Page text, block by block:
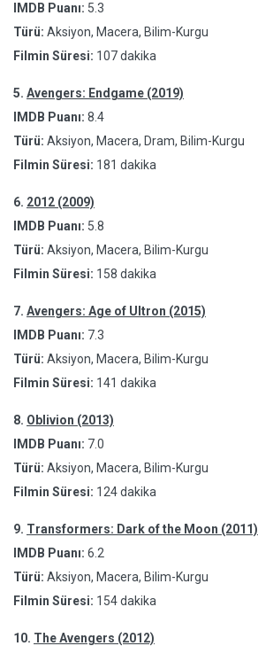
IMDB Puanı: 5.3
Türü: Aksiyon, Macera, Bilim-Kurgu
Filmin Süresi: 107 dakika
5. Avengers: Endgame (2019)
IMDB Puanı: 8.4
Türü: Aksiyon, Macera, Dram, Bilim-Kurgu
Filmin Süresi: 181 dakika
6. 2012 (2009)
IMDB Puanı: 5.8
Türü: Aksiyon, Macera, Bilim-Kurgu
Filmin Süresi: 158 dakika
7. Avengers: Age of Ultron (2015)
IMDB Puanı: 7.3
Türü: Aksiyon, Macera, Bilim-Kurgu
Filmin Süresi: 141 dakika
8. Oblivion (2013)
IMDB Puanı: 7.0
Türü: Aksiyon, Macera, Bilim-Kurgu
Filmin Süresi: 124 dakika
9. Transformers: Dark of the Moon (2011)
IMDB Puanı: 6.2
Türü: Aksiyon, Macera, Bilim-Kurgu
Filmin Süresi: 154 dakika
10. The Avengers (2012)